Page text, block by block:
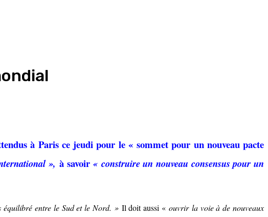
à Paris ce jeudi pour le « sommet pour un nouveau pacte
», à savoir« construire un nouveau consensus pour un
entre le Sud et le Nord. »Il doit aussi « ouvrir la voie à de nouveaux